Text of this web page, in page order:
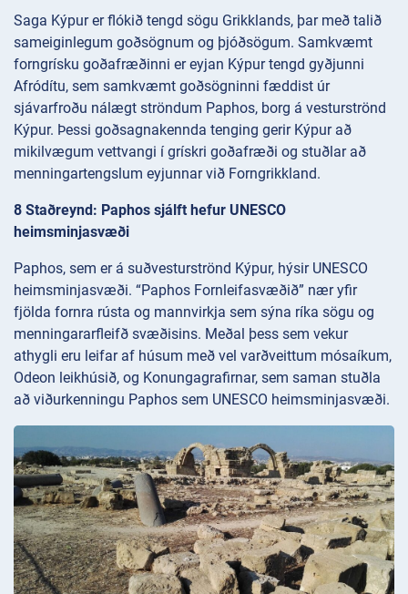
Saga Kýpur er flókið tengd sögu Grikklands, þar með talið
sameiginlegum goðsögnum og þjóðsögum. Samkvæmt
forngrísku goðafræðinni er eyjan Kýpur tengd gyðjunni
Afródítu, sem samkvæmt goðsögninni fæddist úr
sjávarfroðu nálægt ströndum Paphos, borg á vesturströnd
Kýpur. Þessi goðsagnakennda tenging gerir Kýpur að
mikilvægum vettvangi í grískri goðafræði og stuðlar að
menningartengslum eyjunnar við Forngrikkland.
8 Staðreynd: Paphos sjálft hefur UNESCO
heimsminjasvæði
Paphos, sem er á suðvesturströnd Kýpur, hýsir UNESCO
heimsminjasvæði. “Paphos Fornleifasvæðið” nær yfir
fjölda fornra rústa og mannvirkja sem sýna ríka sögu og
menningararfleifð svæðisins. Meðal þess sem vekur
athygli eru leifar af húsum með vel varðveittum mósaíkum,
Odeon leikhúsið, og Konungagrafirnar, sem saman stuðla
að viðurkenningu Paphos sem UNESCO heimsminjasvæði.